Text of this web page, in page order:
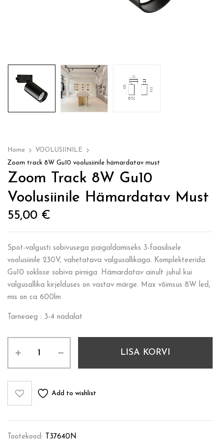
Home
VOOLUSIINILE
Zoom track 8W Gu10 voolusiinile hämardatav must
Zoom Track 8W Gu10
Voolusiinile Hämardatav Must
55,00 €
Spot-valgusti sobivusega paigaldamiseks 3-faasilisele
voolusiinile 230V, vahetatava valgusallikaga. Komplekteerida
Gu10 soklisse sobiva pirniga. Hämardatav ainult juhul kui
valgusallika kirjelduses on vastav märge. Max võimsus 8W led,
mis on ca 600lm
Tarneaeg : 3-4 nädalat
LISA KORVI
Add to wishlist
Tootekood: T37640N